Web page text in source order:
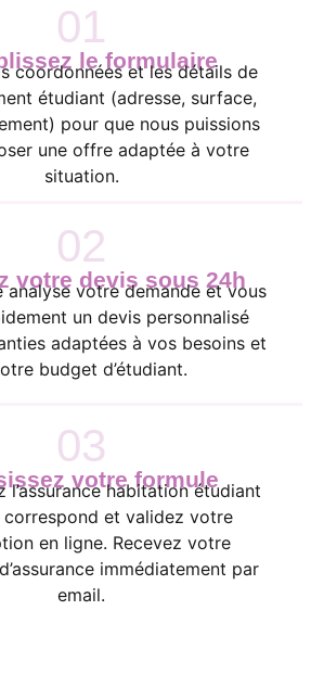
01
le formulaire
coordonnées et les détails de
étudiant (adresse, surface,
pour que nous puissions
une offre adaptée à votre
situation.
02
votre devis sous 24h
analyse votre demande et vous
un devis personnalisé
adaptées à vos besoins et
budget d’étudiant.
03
votre formule
l’assurance habitation étudiant
correspond et validez votre
en ligne. Recevez votre
immédiatement par
email.